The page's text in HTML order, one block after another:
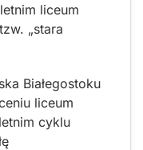
liceum
„stara
Białegostoku
liceum
cyklu